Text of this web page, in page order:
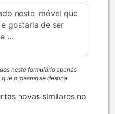
neste formulário apenas
o mesmo se destina.
novas similares no